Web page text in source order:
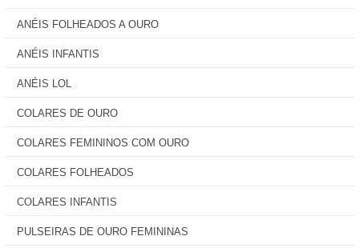
ANÉIS FOLHEADOS A OURO
ANÉIS INFANTIS
ANÉIS LOL
COLARES DE OURO
COLARES FEMININOS COM OURO
COLARES FOLHEADOS
COLARES INFANTIS
PULSEIRAS DE OURO FEMININAS